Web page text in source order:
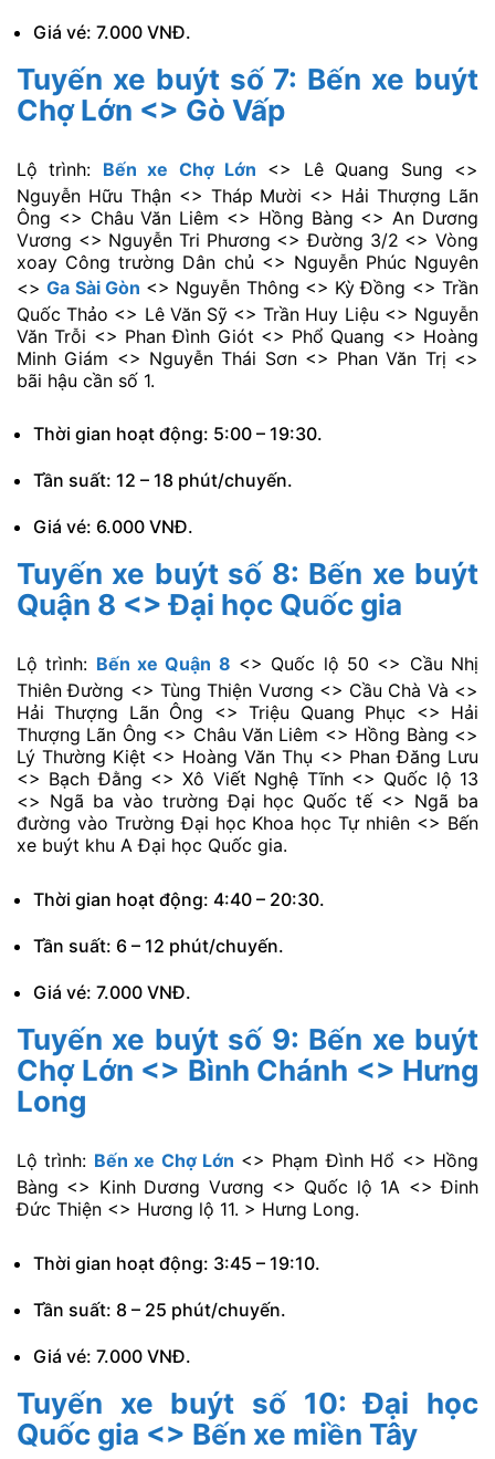
Giá vé: 7.000 VNĐ.
Tuyến xe buýt số 7: Bến xe buýt
Chợ Lớn <> Gò Vấp
Lộ trình: Bến xe Chợ Lớn <> Lê Quang Sung <>
Nguyễn Hữu Thận <> Tháp Mười <> Hải Thượng Lãn
Ông <> Châu Văn Liêm <> Hồng Bàng <> An Dương
Vương <> Nguyễn Tri Phương <> Đường 3/2 <> Vòng
xoay Công trường Dân chủ <> Nguyễn Phúc Nguyên
<>Ga Sài Gòn <> Nguyễn Thông <> Kỳ Đồng <> Trần
Quốc Thảo <> Lê Văn Sỹ <> Trần Huy Liệu <> Nguyễn
Văn Trỗi <> Phan Đình Giót <> Phổ Quang <> Hoàng
Minh Giám <> Nguyễn Thái Sơn <> Phan Văn Trị <>
bãi hậu cần số 1.
Thời gian hoạt động: 5:00 – 19:30.
Tần suất: 12 – 18 phút/chuyến.
Giá vé: 6.000 VNĐ.
Tuyến xe buýt số 8: Bến xe buýt
Quận 8 <> Đại học Quốc gia
Lộ trình: Bến xe Quận 8 <> Quốc lộ 50 <> Cầu Nhị
Thiên Đường <> Tùng Thiện Vương <> Cầu Chà Và <>
Hải Thượng Lãn Ông <> Triệu Quang Phục <> Hải
Thượng Lãn Ông <> Châu Văn Liêm <> Hồng Bàng <>
Lý Thường Kiệt <> Hoàng Văn Thụ <> Phan Đăng Lưu
<> Bạch Đằng <> Xô Viết Nghệ Tĩnh <> Quốc lộ 13
<> Ngã ba vào trường Đại học Quốc tế <> Ngã ba
đường vào Trường Đại học Khoa học Tự nhiên <> Bến
xe buýt khu A Đại học Quốc gia.
Thời gian hoạt động: 4:40 – 20:30.
Tần suất: 6 – 12 phút/chuyến.
Giá vé: 7.000 VNĐ.
Tuyến xe buýt số 9: Bến xe buýt
Chợ Lớn <> Bình Chánh <> Hưng
Long
Lộ trình: Bến xe Chợ Lớn <> Phạm Đình Hổ <> Hồng
Bàng <> Kinh Dương Vương <> Quốc lộ 1A <> Đinh
Đức Thiện <> Hương lộ 11. > Hưng Long.
Thời gian hoạt động: 3:45 – 19:10.
Tần suất: 8 – 25 phút/chuyến.
Giá vé: 7.000 VNĐ.
Tuyến xe buýt số 10: Đại học
Quốc gia <> Bến xe miền Tây